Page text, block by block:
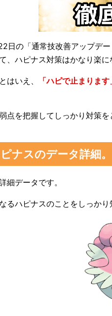
日の「通常技改善アップデ
、ハピナス対策はかなり楽に
はいえ、
「ハピで止まりま
点を把握してしっかり対策
ナスのデータ詳細
細データです。
るハピナスのことをしっかり